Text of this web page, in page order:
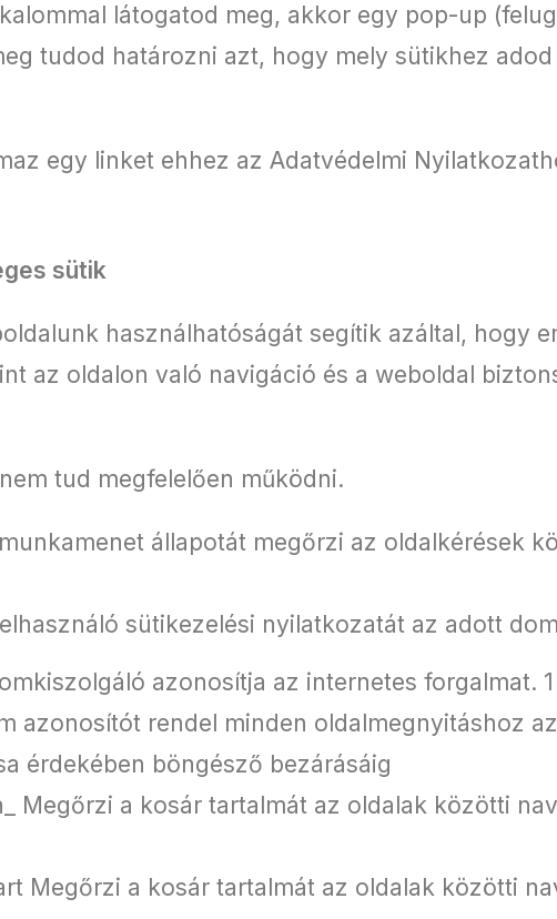
látogatod meg, akkor egy pop-up
tudod határozni azt, hogy mely sütikhez adod
egy linket ehhez az Adatvédelmi
sütik
használhatóságát segítik azáltal, hogy
az oldalon való navigáció és a weboldal
tud megfelelően működni.
állapotát megőrzi az oldalkérések
sütikezelési nyilatkozatát az adott
azonosítja az internetes forgalmat.
azonosítót rendel minden oldalmegnyitáshoz
érdekében böngésző bezárásáig
Megőrzi a kosár tartalmát az oldalak közötti
Megőrzi a kosár tartalmát az oldalak közötti